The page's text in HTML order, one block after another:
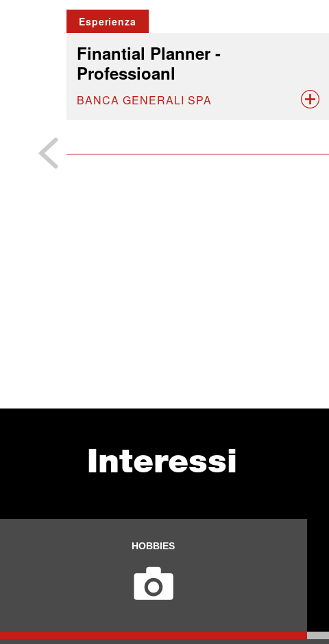
Esperienza
Finantial Planner -
Professioanl
BANCA GENERALI SPA
Interessi
HOBBIES